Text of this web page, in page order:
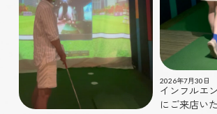
2026年7月30日
インフルエ
にご来店い